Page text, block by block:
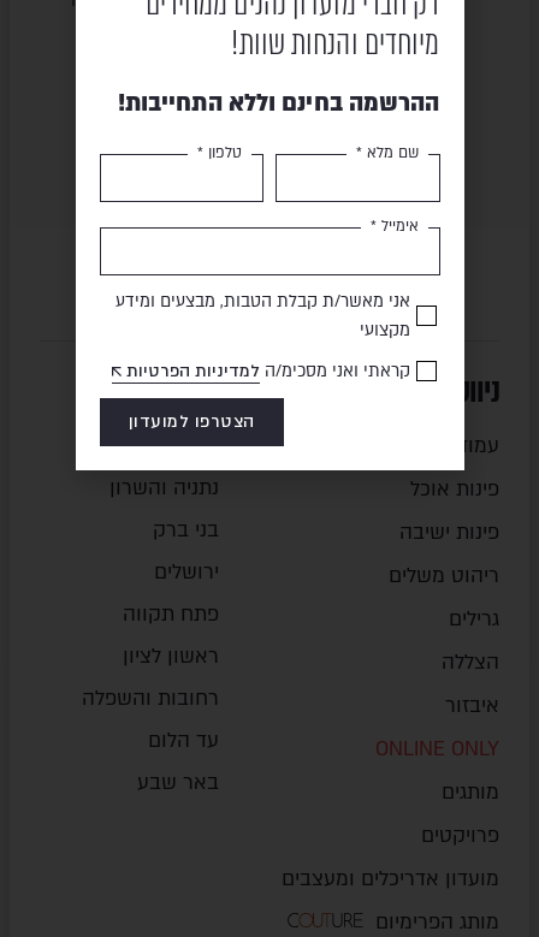
תשלום מאובטח משלוח מהיר
ניווט מהיר
עמוד הבית
פינות אוכל
פינות ישיבה
ריהוט משלים
גרילים
הצללה
איבזור
ONLINE ONLY
מותגים
פרויקטים
מועדון אדריכלים ומעצבים
מותג הפרימיום
סניפים
חיפה והצפון
נתניה והשרון
בני ברק
ירושלים
פתח תקווה
ראשון לציון
רחובות והשפלה
עד הלום
באר שבע
מיוחדים והנחות שוות!
ההרשמה בחינם וללא התחייבות!
שם מלא * טלפון *
אימייל *
אני מאשר/ת קבלת הטבות, מבצעים ומידע
מקצועי
קראתי ואני מסכימ/הלמדיניות הפרטיות
הצטרפו למועדון